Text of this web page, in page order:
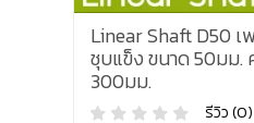
Linear Shaft D50
ชุบแข็ง ขนาด 50มม.
300มม.
รีวิว (0)